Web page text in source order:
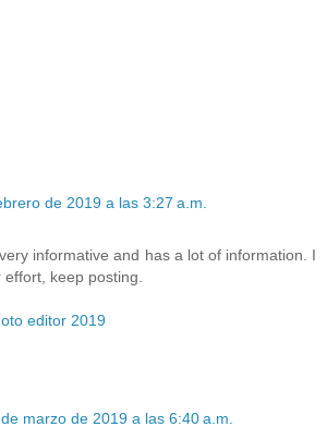
de 2019 a las 3:27 a.m.
informative and has a lot of information. I
effort, keep posting.
editor 2019
marzo de 2019 a las 6:40 a.m.